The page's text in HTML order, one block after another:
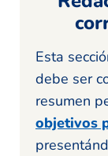
Esta
debe ser
resumen
objetivos